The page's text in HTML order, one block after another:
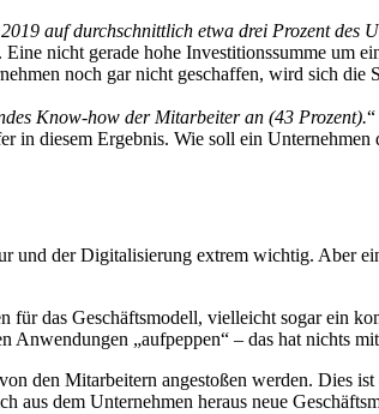
auf durchschnittlich etwa drei Prozent des
nicht gerade hohe Investitionssumme um
noch gar nicht geschaffen, wird sich
Know-how der Mitarbeiter an (43 Prozent).“
in diesem Ergebnis. Wie soll ein
der Digitalisierung extrem wichtig. Aber
für das Geschäftsmodell, vielleicht sogar ein
Anwendungen „aufpeppen“ – das hat nichts
den Mitarbeitern angestoßen werden. Dies
dem Unternehmen heraus neue